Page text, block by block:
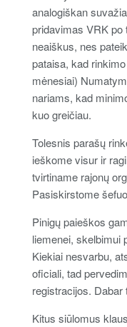
analogiškan
pridavimas VRK po
neaiškus, nes
pataisa, kad
mėnesiai)
nariams, kad
kuo greičiau.
Tolesnis parašų
ieškome visur ir
tvirtiname rajonų
Pasiskirstome
Pinigų paieškos
liemenei, skelbimui
Kiekiai nesvarbu,
oficiali, tad
registracijos. Dabar
Kitus siūlomus